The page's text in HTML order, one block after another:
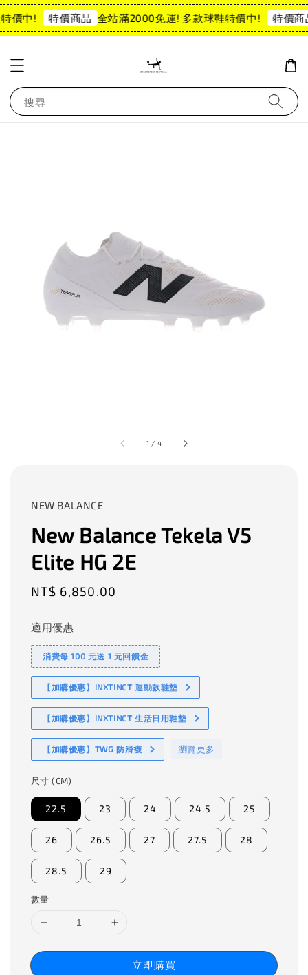
價中! 特價商品 全站滿2000免運! 多款球鞋特價中! 特價商
搜尋
1 / 4
NEW BALANCE
New Balance Tekela V5
Elite HG 2E
Regular
NT$ 6,850.00
適用優惠
消費每 100 元送 1 元回饋金
【加購優惠】INXTINCT 運動款鞋墊
【加購優惠】INXTINCT 生活日用鞋墊
【加購優惠】TWG 防滑襪 瀏覽更多
尺寸 (CM)
22.5 23 24 24.5 25
26 26.5 27 27.5 28
28.5 29
數量
立即購買